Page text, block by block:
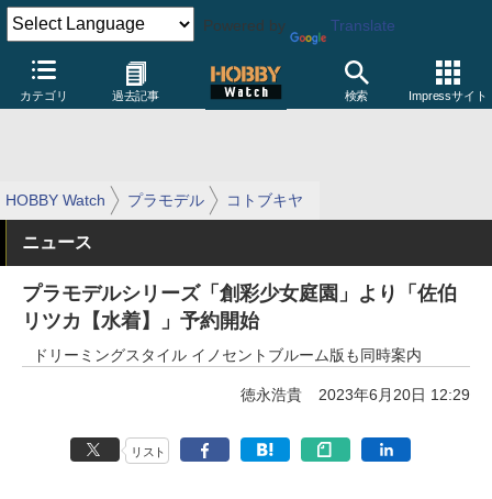
Powered by Translate
カテゴリ 過去記事 検索 Impressサイト
HOBBY Watch プラモデル コトブキヤ
ニュース
プラモデルシリーズ「創彩少女庭園」より「佐伯
リツカ【水着】」予約開始
ドリーミングスタイル イノセントブルーム版も同時案内
徳永浩貴 2023年6月20日 12:29
リスト